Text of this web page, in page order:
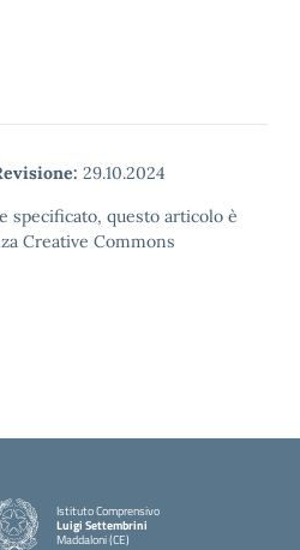
29.10.2024
specificato, questo articolo è
Creative Commons
Istituto Comprensivo
Luigi Settembrini
Maddaloni (CE)